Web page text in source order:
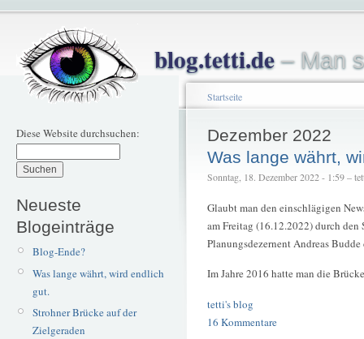
blog.tetti.de– Man
Diese Website durchsuchen:
Neueste
Blogeinträge
Blog-Ende?
Was lange währt, wird endlich
gut.
Strohner Brücke auf der
Zielgeraden
Startseite
Dezember 2022
Was lange währt,
Sonntag, 18. Dezember 2022 - 1:59 –
Glaubt man den einschlägigen
am Freitag (16.12.2022) durch
Planungsdezernent Andreas
Im Jahre 2016 hatte man die
tetti's blog
16 Kommentare